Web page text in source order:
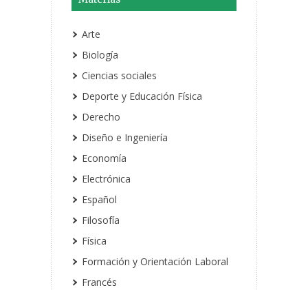
Arte
Biología
Ciencias sociales
Deporte y Educación Física
Derecho
Diseño e Ingeniería
Economía
Electrónica
Español
Filosofía
Física
Formación y Orientación Laboral
Francés